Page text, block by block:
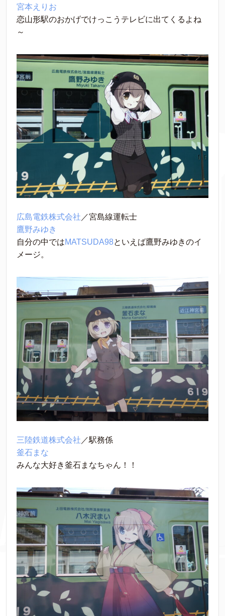
宮本えりお
恋山形駅のおかげでけっこうテレビに出てくるよね
～
広島電鉄株式会社 ／宮島線運転士
鷹野みゆき
自分の中ではMATSUDA98といえば鷹野みゆきのイ
メージ。
三陸鉄道株式会社 ／駅務係
釜石まな
みんな大好き釜石まなちゃん！！